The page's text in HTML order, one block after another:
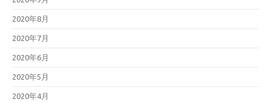
2020年8月
2020年7月
2020年6月
2020年5月
2020年4月